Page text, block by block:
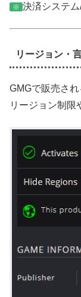
※ 決済システ
リージョン・
GMGで販売さ
リージョン制限